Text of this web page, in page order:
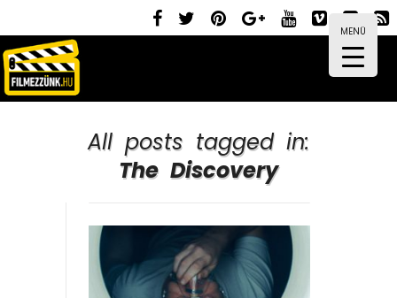
MENÜ
All posts tagged in:
The Discovery